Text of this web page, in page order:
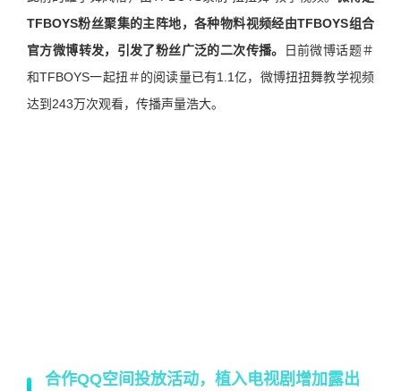
TFBOYS粉丝聚集的主阵地，各种物料视频经由TFBOYS组合
官方微博转发，引发了粉丝广泛的二次传播。
日前微博话题＃
和TFBOYS一起扭＃的阅读量已有1.1亿，微博扭扭舞教学视频
达到243万次观看，传播声量浩大。
合作QQ空间投放活动，植入电视剧增加露出